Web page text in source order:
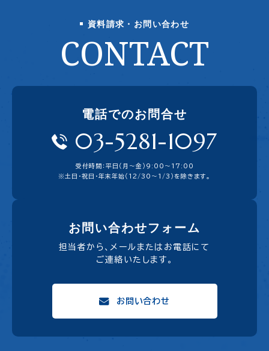
資料請求・お問い合わせ
CONTACT
電話でのお問合せ
03-5281-1097
受付時間：平日（月〜金）9:00〜17:00
※土日・祝日・年末年始（12/30～1/3）を除きます。
お問い合わせフォーム
担当者から、メールまたはお電話にて
ご連絡いたします。
お問い合わせ